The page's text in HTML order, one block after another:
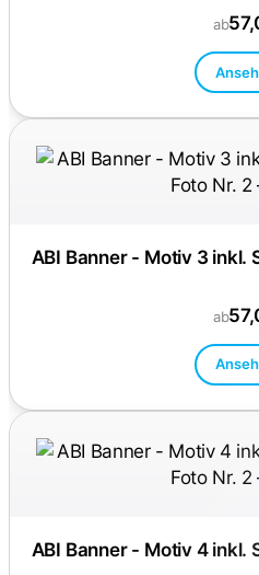
ab
ABI Banner - Motiv 3 inkl.
ab
ABI Banner - Motiv 4 inkl.